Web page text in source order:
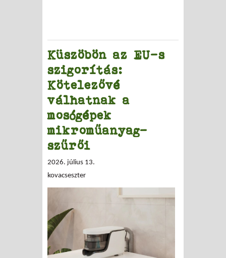
Küszöbön az EU-s
szigorítás:
Kötelezővé
válhatnak a
mosógépek
mikroműanyag-
szűrői
2026. július 13.
kovacseszter